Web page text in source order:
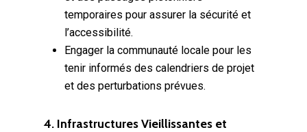
temporaires pour assurer la sécurité et
l’accessibilité.
Engager la communauté locale pour les
tenir informés des calendriers de projet
et des perturbations prévues.
4. Infrastructures Vieillissantes et